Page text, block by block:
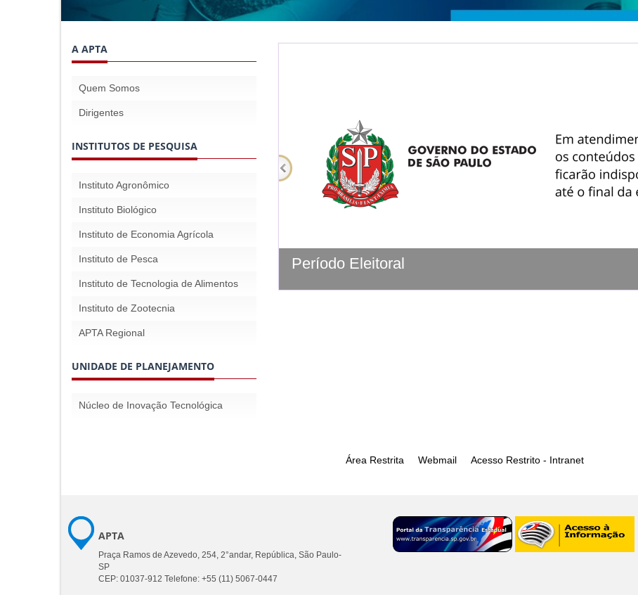
A APTA
Quem Somos
Dirigentes
INSTITUTOS DE PESQUISA
Instituto Agronômico
Instituto Biológico
Instituto de Economia Agrícola
Instituto de Pesca
Instituto de Tecnologia de Alimentos
Instituto de Zootecnia
APTA Regional
UNIDADE DE PLANEJAMENTO
Núcleo de Inovação Tecnológica
Período Eleitoral
Área Restrita Webmail Acesso Restrito - Intranet
APTA
Praça Ramos de Azevedo, 254, 2°andar, República, São Paulo-
SP
CEP: 01037-912 Telefone: +55 (11) 5067-0447